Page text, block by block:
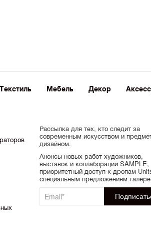
Текстиль Мебель Декор
Рассылка для тех, кто следит за
современным искусством и
дизайном.
Анонсы новых работ художников,
выставок и коллабораций SAMPLE,
приоритетный доступ к дропам
специальным предложениям